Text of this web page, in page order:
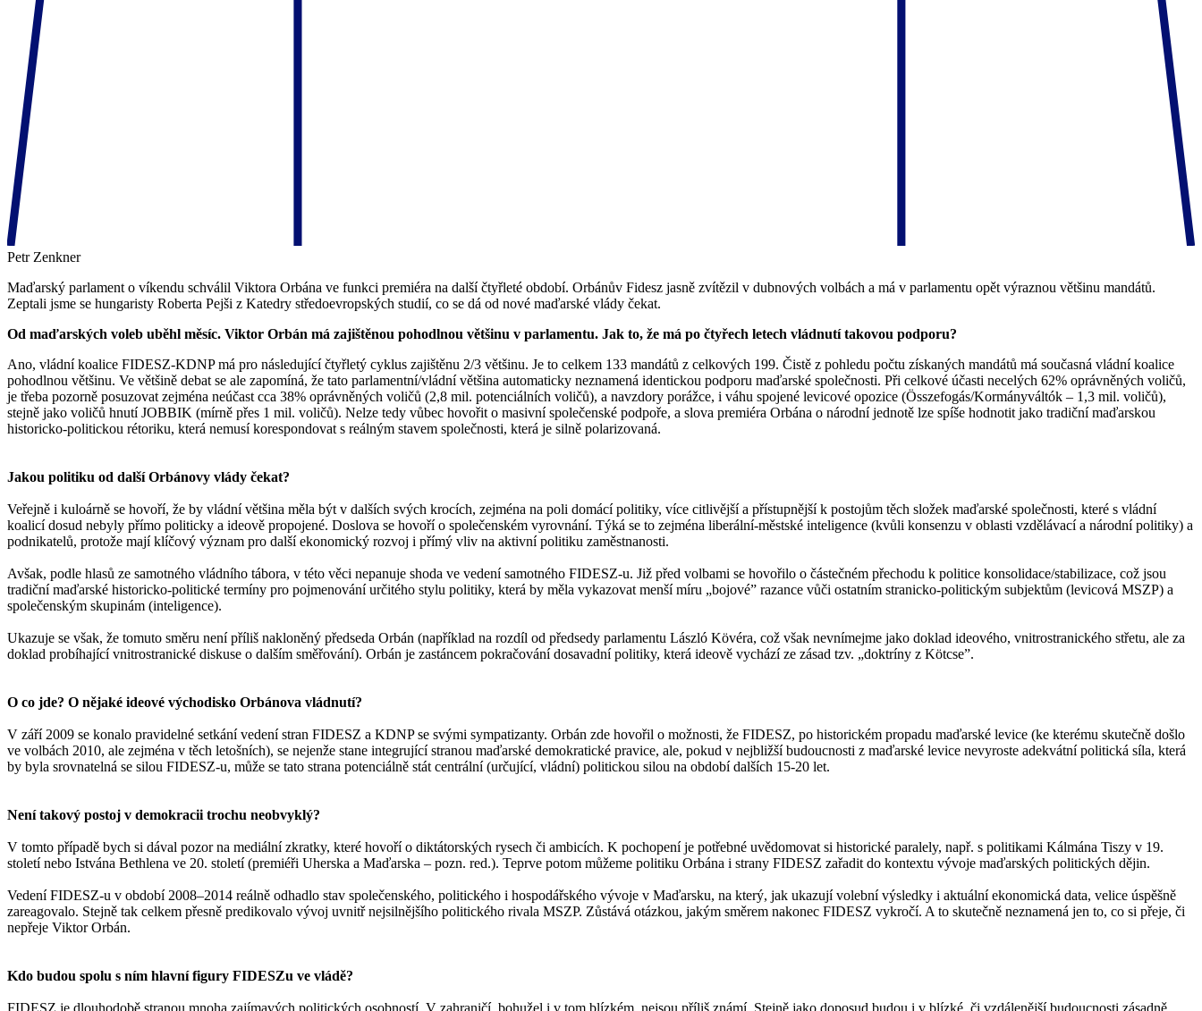
Petr Zenkner
Maďarský parlament o víkendu schválil Viktora Orbána ve funkci premiéra na další čtyřleté období. Orbánův Fidesz jasně zvítězil v dubnových volbách a má v parlamentu opět výraznou většinu mandátů.
Zeptali jsme se hungaristy Roberta Pejši z Katedry středoevropských studií, co se dá od nové maďarské vlády čekat.
Od maďarských voleb uběhl měsíc. Viktor Orbán má zajištěnou pohodlnou většinu v parlamentu. Jak to, že má po čtyřech letech vládnutí takovou podporu?
Ano, vládní koalice FIDESZ-KDNP má pro následující čtyřletý cyklus zajištěnu 2/3 většinu. Je to celkem 133 mandátů z celkových 199. Čistě z pohledu počtu získaných mandátů má současná vládní koalice
pohodlnou většinu. Ve většině debat se ale zapomíná, že tato parlamentní/vládní většina automaticky neznamená identickou podporu maďarské společnosti. Při celkové účasti necelých 62% oprávněných voličů,
je třeba pozorně posuzovat zejména neúčast cca 38% oprávněných voličů (2,8 mil. potenciálních voličů), a navzdory porážce, i váhu spojené levicové opozice (Összefogás/Kormányváltók – 1,3 mil. voličů),
stejně jako voličů hnutí JOBBIK (mírně přes 1 mil. voličů). Nelze tedy vůbec hovořit o masivní společenské podpoře, a slova premiéra Orbána o národní jednotě lze spíše hodnotit jako tradiční maďarskou
historicko-politickou rétoriku, která nemusí korespondovat s reálným stavem společnosti, která je silně polarizovaná.
Jakou politiku od další Orbánovy vlády čekat?
Veřejně i kuloárně se hovoří, že by vládní většina měla být v dalších svých krocích, zejména na poli domácí politiky, více citlivější a přístupnější k postojům těch složek maďarské společnosti, které s vládní
koalicí dosud nebyly přímo politicky a ideově propojené. Doslova se hovoří o společenském vyrovnání. Týká se to zejména liberální-městské inteligence (kvůli konsenzu v oblasti vzdělávací a národní politiky) a
podnikatelů, protože mají klíčový význam pro další ekonomický rozvoj i přímý vliv na aktivní politiku zaměstnanosti.
Avšak, podle hlasů ze samotného vládního tábora, v této věci nepanuje shoda ve vedení samotného FIDESZ-u. Již před volbami se hovořilo o částečném přechodu k politice konsolidace/stabilizace, což jsou
tradiční maďarské historicko-politické termíny pro pojmenování určitého stylu politiky, která by měla vykazovat menší míru „bojové” razance vůči ostatním stranicko-politickým subjektům (levicová MSZP) a
společenským skupinám (inteligence).
Ukazuje se však, že tomuto směru není příliš nakloněný předseda Orbán (například na rozdíl od předsedy parlamentu László Kövéra, což však nevnímejme jako doklad ideového, vnitrostranického střetu, ale za
doklad probíhající vnitrostranické diskuse o dalším směřování). Orbán je zastáncem pokračování dosavadní politiky, která ideově vychází ze zásad tzv. „doktríny z Kötcse”.
O co jde? O nějaké ideové východisko Orbánova vládnutí?
V září 2009 se konalo pravidelné setkání vedení stran FIDESZ a KDNP se svými sympatizanty. Orbán zde hovořil o možnosti, že FIDESZ, po historickém propadu maďarské levice (ke kterému skutečně došlo
ve volbách 2010, ale zejména v těch letošních), se nejenže stane integrující stranou maďarské demokratické pravice, ale, pokud v nejbližší budoucnosti z maďarské levice nevyroste adekvátní politická síla, která
by byla srovnatelná se silou FIDESZ-u, může se tato strana potenciálně stát centrální (určující, vládní) politickou silou na období dalších 15-20 let.
Není takový postoj v demokracii trochu neobvyklý?
V tomto případě bych si dával pozor na mediální zkratky, které hovoří o diktátorských rysech či ambicích. K pochopení je potřebné uvědomovat si historické paralely, např. s politikami Kálmána Tiszy v 19.
století nebo Istvána Bethlena ve 20. století (premiéři Uherska a Maďarska – pozn. red.). Teprve potom můžeme politiku Orbána i strany FIDESZ zařadit do kontextu vývoje maďarských politických dějin.
Vedení FIDESZ-u v období 2008–2014 reálně odhadlo stav společenského, politického i hospodářského vývoje v Maďarsku, na který, jak ukazují volební výsledky i aktuální ekonomická data, velice úspěšně
zareagovalo. Stejně tak celkem přesně predikovalo vývoj uvnitř nejsilnějšího politického rivala MSZP. Zůstává otázkou, jakým směrem nakonec FIDESZ vykročí. A to skutečně neznamená jen to, co si přeje, či
nepřeje Viktor Orbán.
Kdo budou spolu s ním hlavní figury FIDESZu ve vládě?
FIDESZ je dlouhodobě stranou mnoha zajímavých politických osobností. V zahraničí, bohužel i v tom blízkém, nejsou příliš známí. Stejně jako doposud budou i v blízké, či vzdálenější budoucnosti zásadně